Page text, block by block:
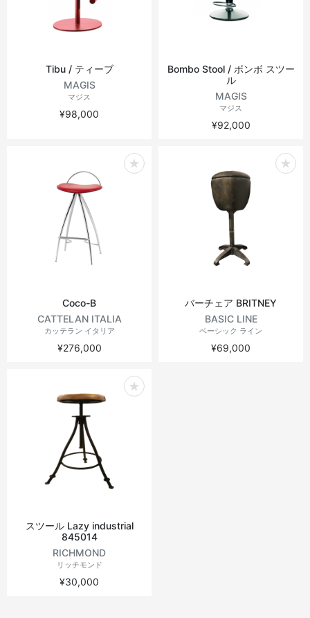
Tibu / ティーブ
MAGIS
マジス
¥98,000
Bombo Stool / ボンボ スツー
ル
MAGIS
マジス
¥92,000
Coco-B
CATTELAN ITALIA
カッテラン イタリア
¥276,000
バーチェア BRITNEY
BASIC LINE
ベーシック ライン
¥69,000
スツール Lazy industrial
845014
RICHMOND
リッチモンド
¥30,000